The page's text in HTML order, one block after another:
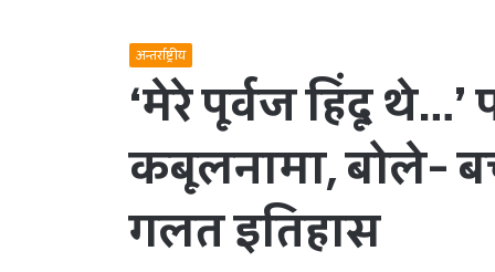
अन्तर्राष्ट्रीय
‘मेरे पूर्वज हिंदू थे…’
कबूलनामा, बोले-
गलत इतिहास